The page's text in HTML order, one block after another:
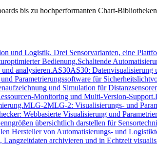
bis zu hochperformanten Chart-
und Logistik. Drei Sensorvarianten, eine
Bedienung.Schaltende
analysieren.AS30AS30: Datenvisualisierung
Parametrierungssoftware für
und Simulation für
Monitoring und Multi-Version-Support.
MLG-2MLG-2: Visualisierungs- und
Webbasierte Visualisierung und
übersichtlich darstellen für
Hersteller von Automatisierungs- und
archivieren und in Echtzeit